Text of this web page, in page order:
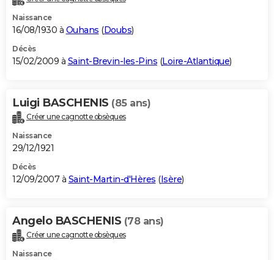
Naissance
16/08/1930 à Ouhans (Doubs)
Décès
15/02/2009 à Saint-Brevin-les-Pins (Loire-Atlantique)
Luigi BASCHENIS (85 ans)
Créer une cagnotte obsèques
Naissance
29/12/1921
Décès
12/09/2007 à Saint-Martin-d'Hères (Isère)
Angelo BASCHENIS (78 ans)
Créer une cagnotte obsèques
Naissance